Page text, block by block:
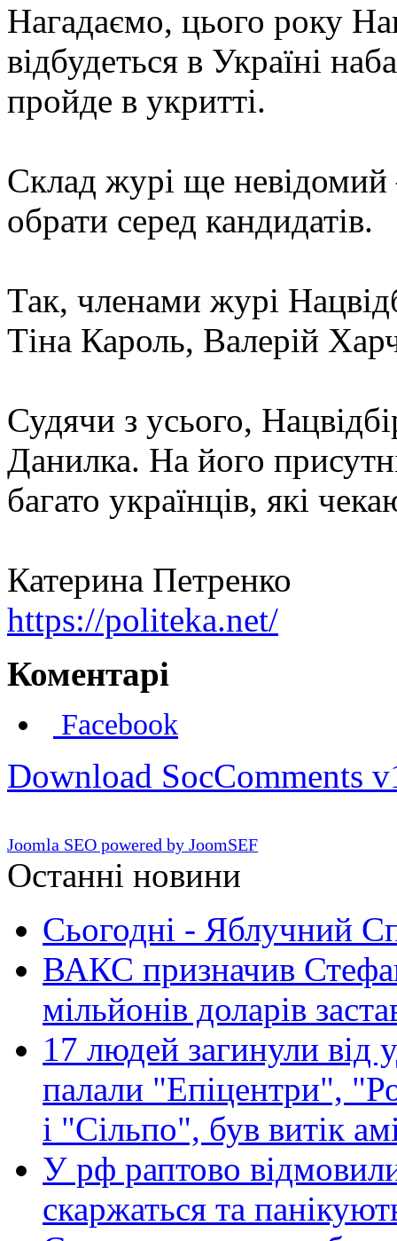
Нагадаємо, цього року
відбудеться в Україні
пройде в укритті.
Склад журі ще невідомий
обрати серед кандидатів.
Так, членами журі
Тіна Кароль, Валерій
Судячи з усього,
Данилка. На його
багато українців, які
Катерина Петренко
https://politeka.net/
Коментарі
Facebook
Download SocComments
Joomla SEO powered by JoomSEF
Останні новини
Сьогодні - Яблучний
ВАКС призначив
мільйонів доларів
17 людей загинули від
палали "Епіцентри",
і "Сільпо", був витік
У рф раптово
скаржаться та